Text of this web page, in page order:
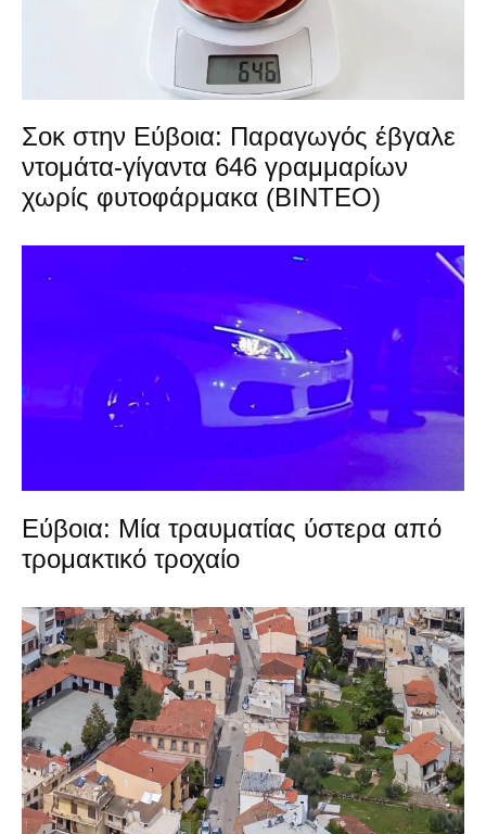
Σοκ στην Εύβοια: Παραγωγός έβγαλε
ντομάτα-γίγαντα 646 γραμμαρίων
χωρίς φυτοφάρμακα (ΒΙΝΤΕΟ)
Εύβοια: Μία τραυματίας ύστερα από
τρομακτικό τροχαίο